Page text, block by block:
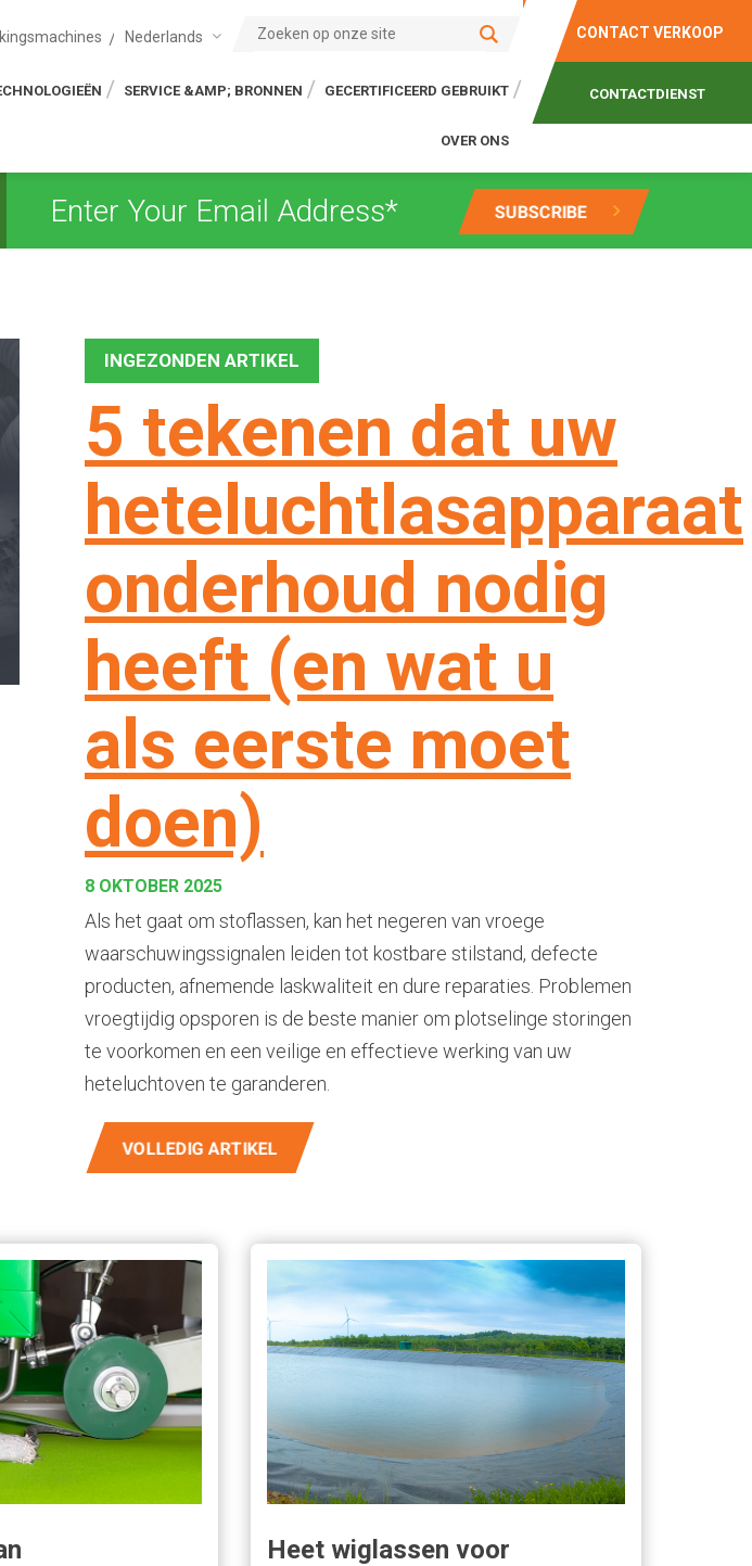
Nederlands
SERVICE &AMP; BRONNEN GECERTIFICEERD GEBRUIKT
OVER ONS
CONTACT VERKOOP
CONTACTDIENST
INGEZONDEN ARTIKEL
5 tekenen dat uw
heteluchtlasapparaat
onderhoud nodig
heeft (en wat u
als eerste moet
doen)
8 OKTOBER 2025
Als het gaat om stoflassen, kan het negeren van vroege
waarschuwingssignalen leiden tot kostbare stilstand, defecte
producten, afnemende laskwaliteit en dure reparaties. Problemen
vroegtijdig opsporen is de beste manier om plotselinge storingen
te voorkomen en een veilige en effectieve werking van uw
heteluchtoven te garanderen.
VOLLEDIG ARTIKEL
Heet wiglassen voor